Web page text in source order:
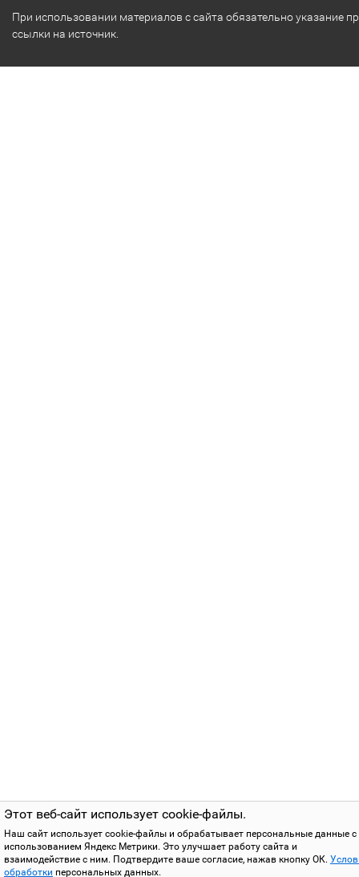
Этот веб-сайт использует cookie-файлы.
Наш сайт использует cookie-файлы и обрабатывает персональные данные с
использованием Яндекс Метрики. Это улучшает работу сайта и
взаимодействие с ним. Подтвердите ваше согласие, нажав кнопку ОК.
обработки персональных данных.
При использовании материалов с сайта обязательно указание
ссылки на источник.